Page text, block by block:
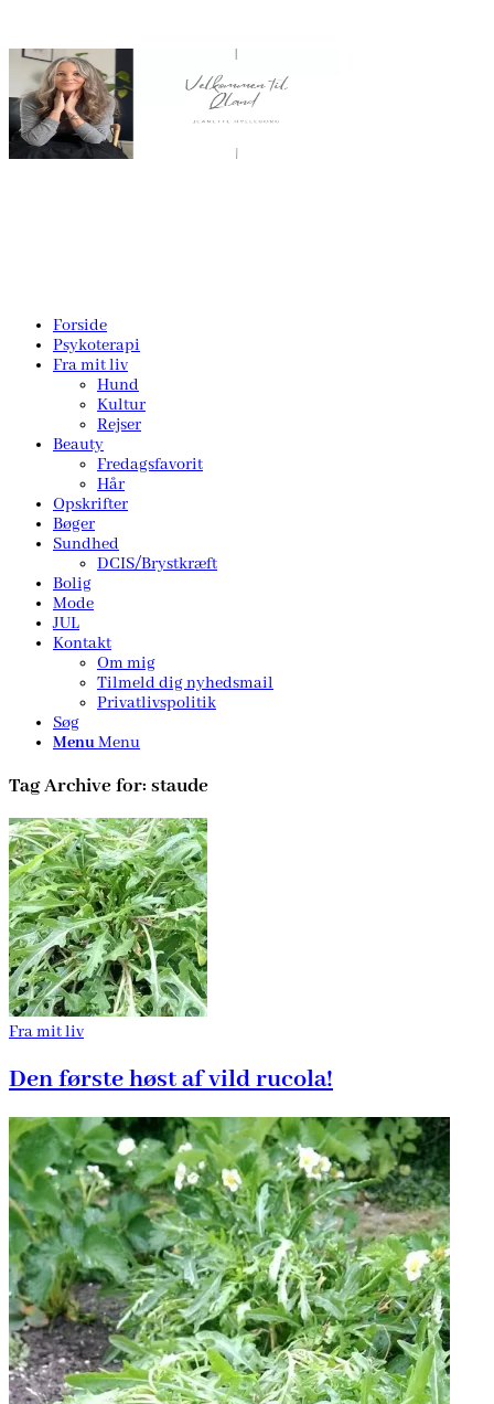
Forside
Psykoterapi
Fra mit liv
Hund
Kultur
Rejser
Beauty
Fredagsfavorit
Hår
Opskrifter
Bøger
Sundhed
DCIS/Brystkræft
Bolig
Mode
JUL
Kontakt
Om mig
Tilmeld dig nyhedsmail
Privatlivspolitik
Søg
MenuMenu
Tag Archive for: staude
Fra mit liv
Den første høst af vild rucola!